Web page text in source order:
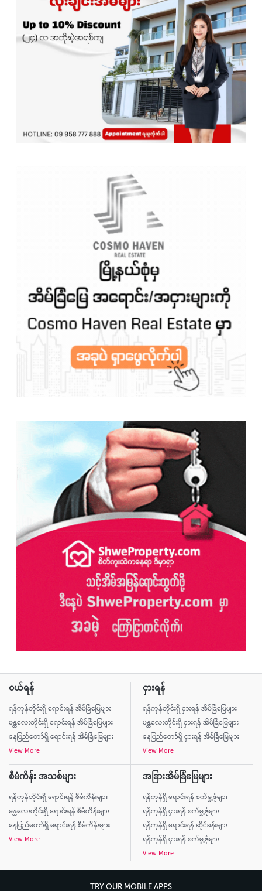
ဝယ်ရန်
ရန်ကုန်တိုင်းရှိ ရောင်းရန် အိမ်ခြံမြေများ
မန္တလေးတိုင်းရှိ ရောင်းရန် အိမ်ခြံမြေများ
နေပြည်တော်ရှိ ရောင်းရန် အိမ်ခြံမြေများ
View More
ငှားရန်
ရန်ကုန်တိုင်းရှိ ငှားရန် အိမ်ခြံမြေများ
မန္တလေးတိုင်းရှိ ငှားရန် အိမ်ခြံမြေများ
နေပြည်တော်ရှိ ငှားရန် အိမ်ခြံမြေများ
View More
စီမံကိန်း အသစ်များ
ရန်ကုန်တိုင်းရှိ ရောင်းရန် စီမံကိန်းများ
မန္တလေးတိုင်းရှိ ရောင်းရန် စီမံကိန်းများ
နေပြည်တော်ရှိ ရောင်းရန် စီမံကိန်းများ
View More
အခြားအိမ်ခြံမြေများ
ရန်ကုန်ရှိ ရောင်းရန် စက်မှု့ဇုံများ
ရန်ကုန်ရှိ ငှားရန် စက်မှု့ဇုံများ
ရန်ကုန်ရှိ ရောင်းရန် ဆိုင်ခန်းများ
ရန်ကုန်ရှိ ငှားရန် စက်မှု့ဇုံများ
View More
TRY OUR MOBILE APPS